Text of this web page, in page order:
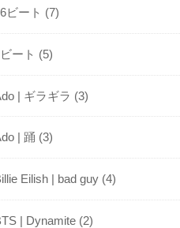
ビート (7)
ート (5)
| ギラギラ (3)
| 踊 (3)
Eilish | bad guy (4)
| Dynamite (2)